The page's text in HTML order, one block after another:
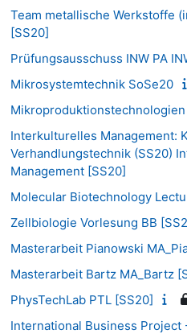
Team metallische Werkstoffe
[SS20]
Prüfungsausschuss INW PA
Mikrosystemtechnik SoSe20
Interkulturelles Management:
Verhandlungstechnik (SS20)
Management [SS20]
Molecular Biotechnology
Zellbiologie Vorlesung BB
Masterarbeit Pianowski
Masterarbeit Bartz MA_Bartz
PhysTechLab PTL [SS20]
International Business Project